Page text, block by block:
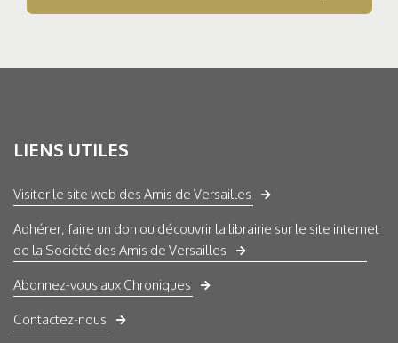
LIENS UTILES
Visiter le site web des Amis de Versailles
Adhérer, faire un don ou découvrir la librairie sur le site internet
de la Société des Amis de Versailles
Abonnez-vous aux Chroniques
Contactez-nous